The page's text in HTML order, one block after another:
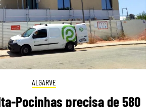
ALGARVE
Pocinhas precisa de 580